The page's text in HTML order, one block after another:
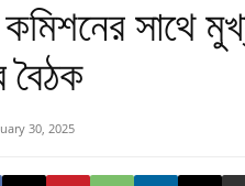
সাথে
বৈঠক
30, 2025